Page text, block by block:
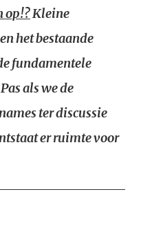
op!?Kleine
het bestaande
fundamentele
als we de
ter discussie
er ruimte voor